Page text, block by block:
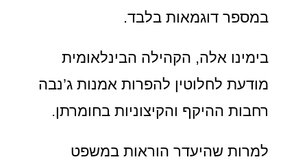
במספר דוגמאות בלבד.
בימינו אלה, הקהילה הבינלאומית
מודעת לחלוטין להפרות אמנות ג’נבה
רחבות ההיקף והקיצוניות בחומרתן.
למרות שהיעדר הוראות במשפט